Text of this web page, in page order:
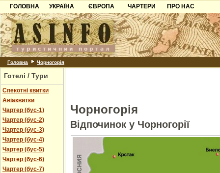
ГОЛОВНА
УКРАЇНА
Карпати
Азов
Причорноморря
Шацьк
ЄВРОПА
Чорногорія
Хорватія
Болгарія
ЧАРТЕРИ
ПРО НАС
Контакти
Партнерам
Додати готель
Головна Чорногорія
Готелі / Тури
Спекотні квитки
Авіаквитки
Чартер (бус-1)
Чартер (бус-2)
Чартер (бус-3)
Чартер (бус-4)
Чартер (бус-5)
Чартер (бус-6)
Чартер (бус-7)
Чорногорія
Відпочинок у Чорногорії